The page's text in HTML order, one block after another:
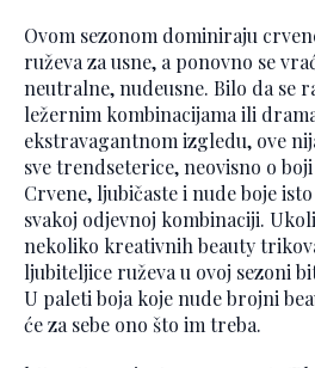
Ovom sezonom dominiraju
ruževa za usne, a ponovno se
neutralne, nudeusne. Bilo da se
ležernim kombinacijama ili
ekstravagantnom izgledu, ove
sve trendseterice, neovisno o
Crvene, ljubičaste i nude boje
svakoj odjevnoj kombinaciji.
nekoliko kreativnih beauty
ljubiteljice ruževa u ovoj sezoni
U paleti boja koje nude brojni
će za sebe ono što im treba.